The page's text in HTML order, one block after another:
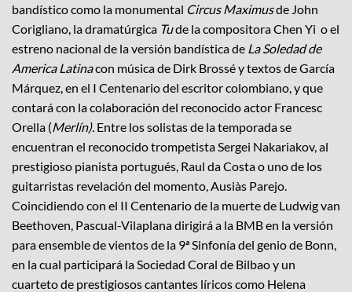
bandístico como la monumental Circus Maximusde John
Corigliano, la dramatúrgica Tude la compositora Chen Yi o el
estreno nacional de la versión bandística de La Soledad de
America Latinacon música de Dirk Brossé y textos de García
Márquez, en el I Centenario del escritor colombiano, y que
contará con la colaboración del reconocido actor Francesc
Orella (Merlín). Entre los solistas de la temporada se
encuentran el reconocido trompetista Sergei Nakariakov, al
prestigioso pianista portugués, Raul da Costa o uno de los
guitarristas revelación del momento, Ausiàs Parejo.
Coincidiendo con el II Centenario de la muerte de Ludwig van
Beethoven, Pascual-Vilaplana dirigirá a la BMB en la versión
para ensemble de vientos de la 9ª Sinfonía del genio de Bonn,
en la cual participará la Sociedad Coral de Bilbao y un
cuarteto de prestigiosos cantantes líricos como Helena